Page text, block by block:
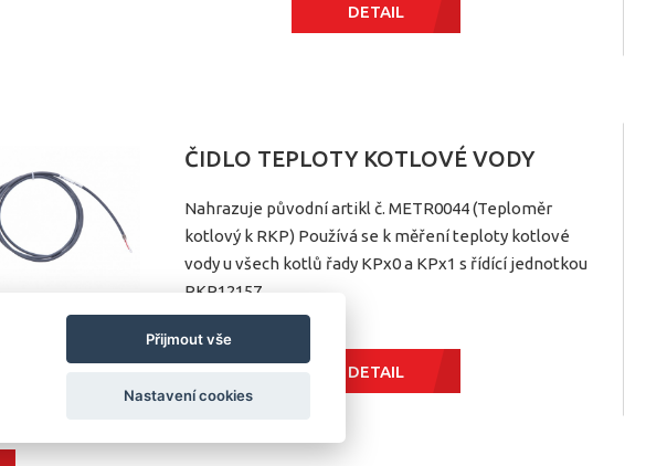
DETAIL
ČIDLO TEPLOTY KOTLOVÉ VODY
Nahrazuje původní artikl č. METR0044 (Teploměr
kotlový k RKP) Používá se k měření teploty kotlové
vody u všech kotlů řady KPx0 a KPx1 s řídící jednotkou
RKP12157
DETAIL
Přijmout vše
Nastavení cookies